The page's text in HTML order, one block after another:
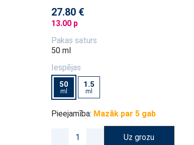
27.80 €
13.00 p
Pakas saturs
50 ml
Iespējas
50
ml
1.5
ml
Pieejamība: Mazāk par 5 gab
Uz grozu